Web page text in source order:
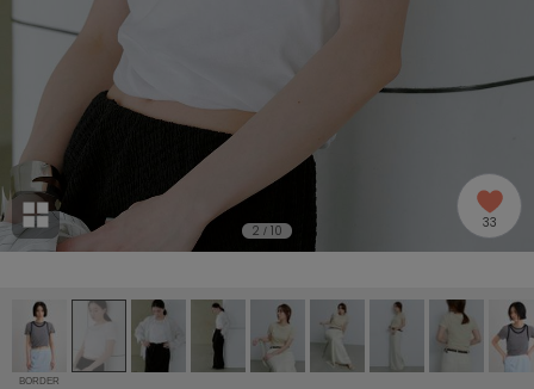
リー (664)
ョン雑貨 (865)
/ランジェリー (127)
ェア (121)
adidas by Stella McCartney
アディダス バイ ステラマッカートニー
ALLISON BROWN
アリソンブラウン
amabro
アマブロ
Ame no chi Hare
アメノチハレ
アモマ
ánuans
アニュアンス
2 / 10 33
BORDER